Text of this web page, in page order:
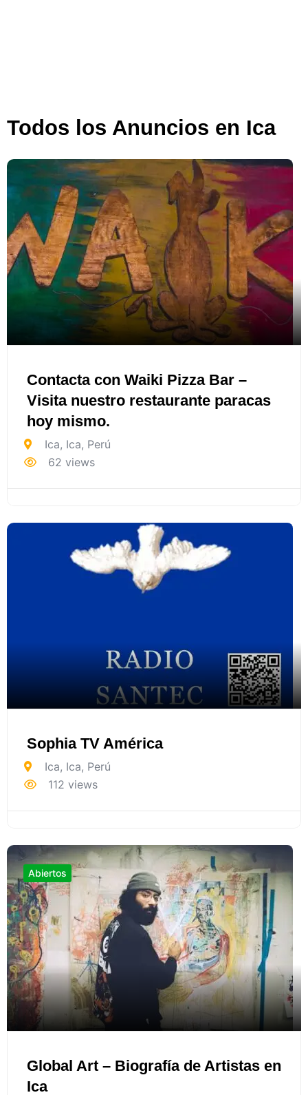
Todos los Anuncios en Ica
Contacta con Waiki Pizza Bar –
Visita nuestro restaurante paracas
hoy mismo.
Ica, Ica, Perú
62 views
Sophia TV América
Ica, Ica, Perú
112 views
Abiertos
Global Art – Biografía de Artistas en
Ica